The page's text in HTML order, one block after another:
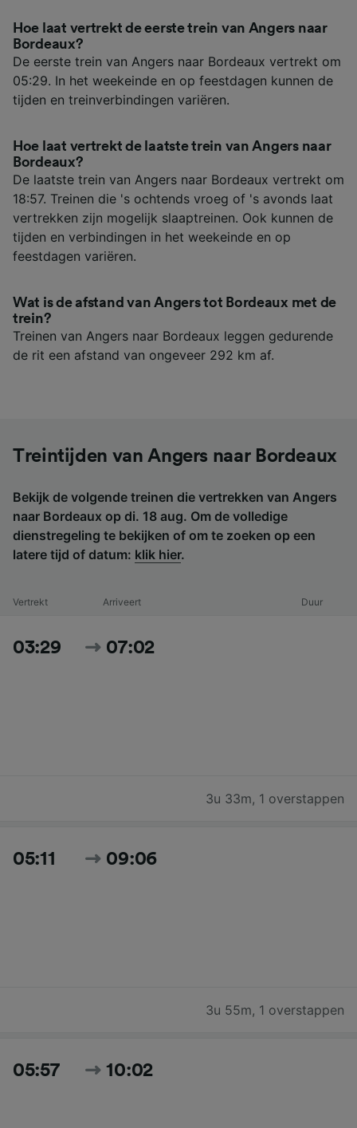
Hoe laat vertrekt de eerste trein van Angers naar
Bordeaux?
De eerste trein van Angers naar Bordeaux vertrekt om
05:29. In het weekeinde en op feestdagen kunnen de
tijden en treinverbindingen variëren.
Hoe laat vertrekt de laatste trein van Angers naar
Bordeaux?
De laatste trein van Angers naar Bordeaux vertrekt om
18:57. Treinen die 's ochtends vroeg of 's avonds laat
vertrekken zijn mogelijk slaaptreinen. Ook kunnen de
tijden en verbindingen in het weekeinde en op
feestdagen variëren.
Wat is de afstand van Angers tot Bordeaux met de
trein?
Treinen van Angers naar Bordeaux leggen gedurende
de rit een afstand van ongeveer 292 km af.
Treintijden van Angers naar Bordeaux
Bekijk de volgende treinen die vertrekken van Angers
naar Bordeaux op di. 18 aug. Om de volledige
dienstregeling te bekijken of om te zoeken op een
latere tijd of datum: klik hier.
Vertrekt Arriveert Duur
03:29 07:02
3u 33m, 1 overstappen
05:11 09:06
3u 55m, 1 overstappen
05:57 10:02